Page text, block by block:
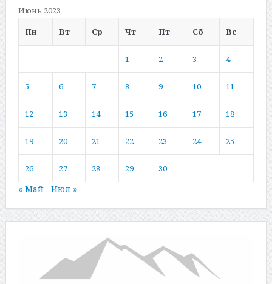
Июнь 2023
Пн
Вт Ср Чт Пт Сб Вс
1 2 3 4
5 6 7 8 9 10 11
12 13 14 15 16 17 18
19 20 21 22 23 24 25
26 27 28 29 30
« Май Июл »